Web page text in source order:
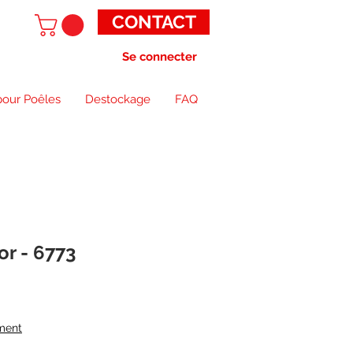
CONTACT
Se connecter
Poêles Destockage FAQ
- 6773